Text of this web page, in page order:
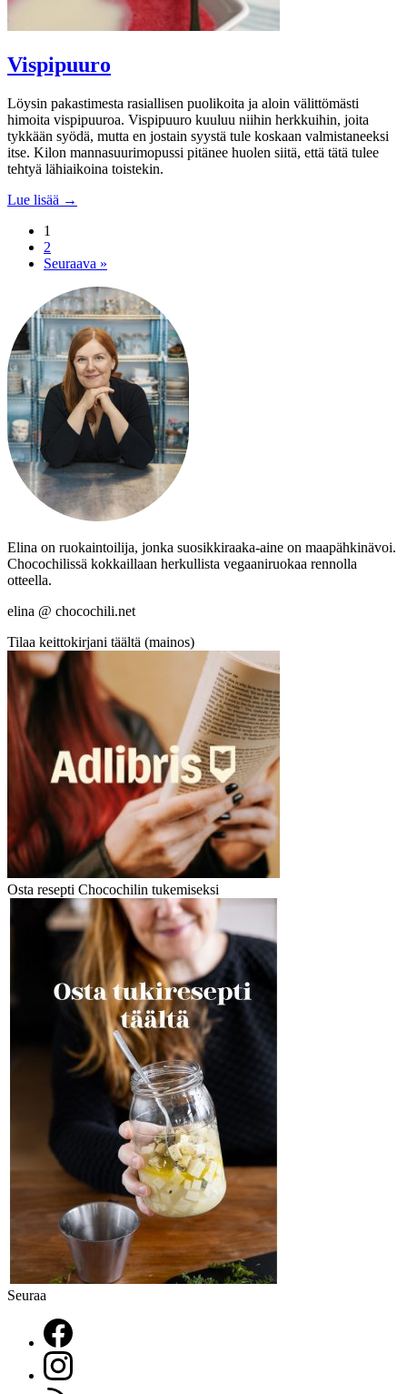
Vispipuuro
Löysin pakastimesta rasiallisen puolikoita ja aloin välittömästi
himoita vispipuuroa. Vispipuuro kuuluu niihin herkkuihin, joita
tykkään syödä, mutta en jostain syystä tule koskaan valmistaneeksi
itse. Kilon mannasuurimopussi pitänee huolen siitä, että tätä tulee
tehtyä lähiaikoina toistekin.
Lue lisää →
1
2
Seuraava »
Elina on ruokaintoilija, jonka suosikkiraaka-aine on maapähkinävoi.
Chocochilissä kokkaillaan herkullista vegaaniruokaa rennolla
otteella.
elina @ chocochili.net
Tilaa keittokirjani täältä (mainos)
Osta resepti Chocochilin tukemiseksi
Seuraa